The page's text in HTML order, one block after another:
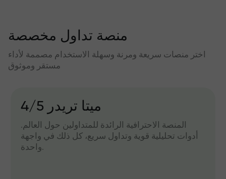
منصة تداول مخصصة
اختر منصات سريعة ومرنة وسهلة الاستخدام مصممة لأداء
مستقر وموثوق
میتا تریدر 4/5
المنصة الاحترافية الرائدة للمتداولين حول العالم.
أدوات تحليلية قوية وتداول سريع، كل ذلك في واجهة
واحدة.